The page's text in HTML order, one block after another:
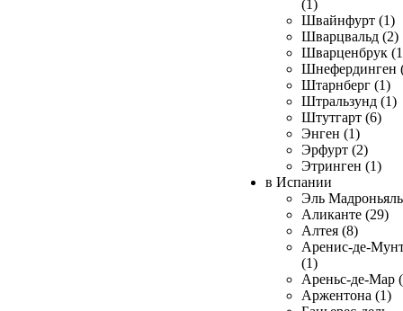
(1)
Швайнфурт (1)
Шварцвальд (2)
Шварценбрук
Шнефердинген
Штарнберг (1)
Штральзунд (1)
Штутгарт (6)
Энген (1)
Эрфурт (2)
Этринген (1)
в Испании
Эль
Аликанте (29)
Алтея (8)
Аренис-де-
(1)
Ареньс-де-Мар
Аржентона (1)